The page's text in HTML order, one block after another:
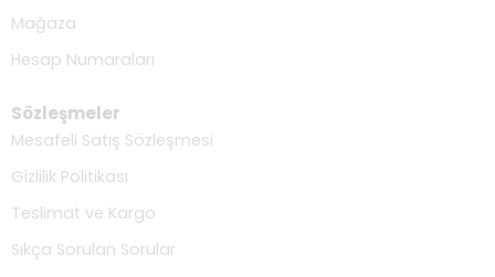
Mağaza
Hesap Numaraları
Sözleşmeler
Mesafeli Satış Sözleşmesi
Gizlilik Politikası
Teslimat ve Kargo
Sıkça Sorulan Sorular